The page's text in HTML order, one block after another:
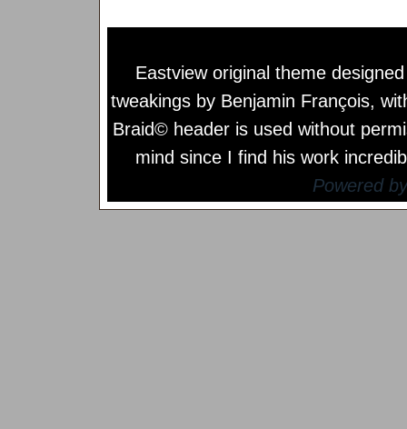
Eastview original theme
tweakings by Benjamin François,
Braid© header is used without
mind since I find his work
Powered